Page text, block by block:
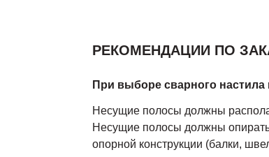
РЕКОМЕНДАЦИИ ПО
При выборе сварного
Несущие полосы должны
Несущие полосы должны
опорной конструкции (балки,